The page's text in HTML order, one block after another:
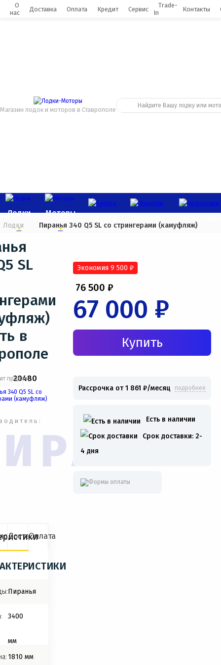
О
нас
Доставка Оплата Кредит Сервис
Trade-
In
Контакты
Магазин лодок и моторов в Ставрополе
0
Лодки Моторы
Лодки Пиранья 340 Q5 SL со стрингерами (камуфляж)
SL
в
20480
76 500 ₽
67 000 ₽
Экономия 9 500 ₽
Рассрочка от 1 861 ₽/месяц подробнее
Есть в наличии
Срок доставки: 2-
4 дня
ДоставкаОплата
Пиранья
3400
мм
1810 мм